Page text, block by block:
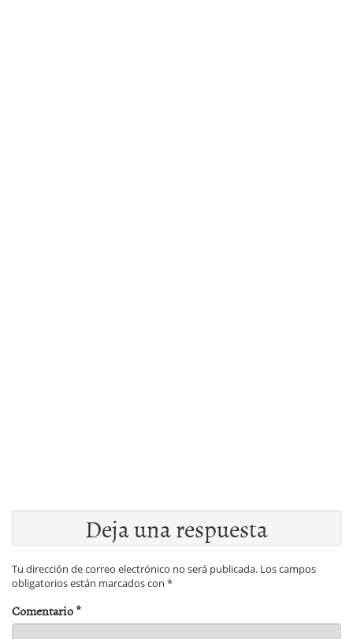
Deja una respuesta
Tu dirección de correo electrónico no será publicada. Los campos
obligatorios están marcados con *
Comentario*